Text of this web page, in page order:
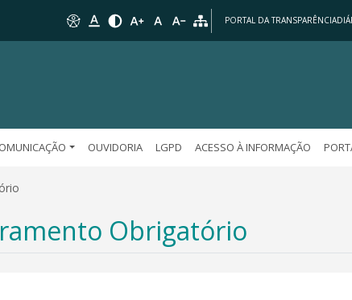
PORTAL DA TRANSPARÊNCIA
OUVIDORIA LGPD ACESSO À INFORMAÇÃO
Obrigatório